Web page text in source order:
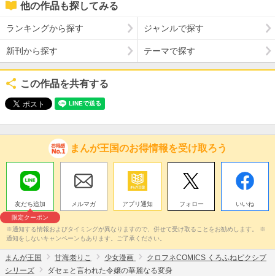
他の作品も探してみる
ランキングから探す ジャンルで探す
新刊から探す テーマで探す
この作品を共有する
まんが王国のお得情報を受け取ろう
友だち追加
限定クーポン
メルマガ アプリ通知 フォロー いいね
※通知する情報およびタイミングが異なりますので、併せて受け取ることをお勧めします。 ※
通知をしないキャンペーンもあります。ご了承ください。
まんが王国 甘海老りこ 少女漫画
クロフネCOMICS くろふねピクシブ
シリーズ
ダセェと言われた令嬢の華麗なる変身